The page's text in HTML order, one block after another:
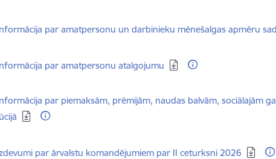
par amatpersonu un darbinieku mēnešalgas apmēru
par amatpersonu atalgojumu
par piemaksām, prēmijām, naudas balvām, sociālajām
par ārvalstu komandējumiem par II ceturksni 2026